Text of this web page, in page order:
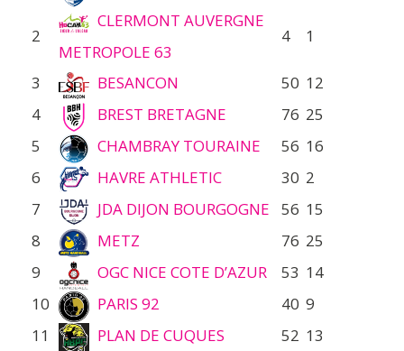
2
CLERMONT AUVERGNE
METROPOLE 63
4 1
3 BESANCON 50 12
4
BREST BRETAGNE 76 25
5
CHAMBRAY TOURAINE 56 16
6
HAVRE ATHLETIC 30 2
7
JDA DIJON BOURGOGNE 56 15
8
METZ 76 25
9
OGC NICE COTE D’AZUR 53 14
10
PARIS 92 40 9
11
PLAN DE CUQUES 52 13